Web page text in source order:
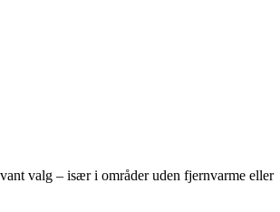
valg – især i områder uden fjernvarme eller